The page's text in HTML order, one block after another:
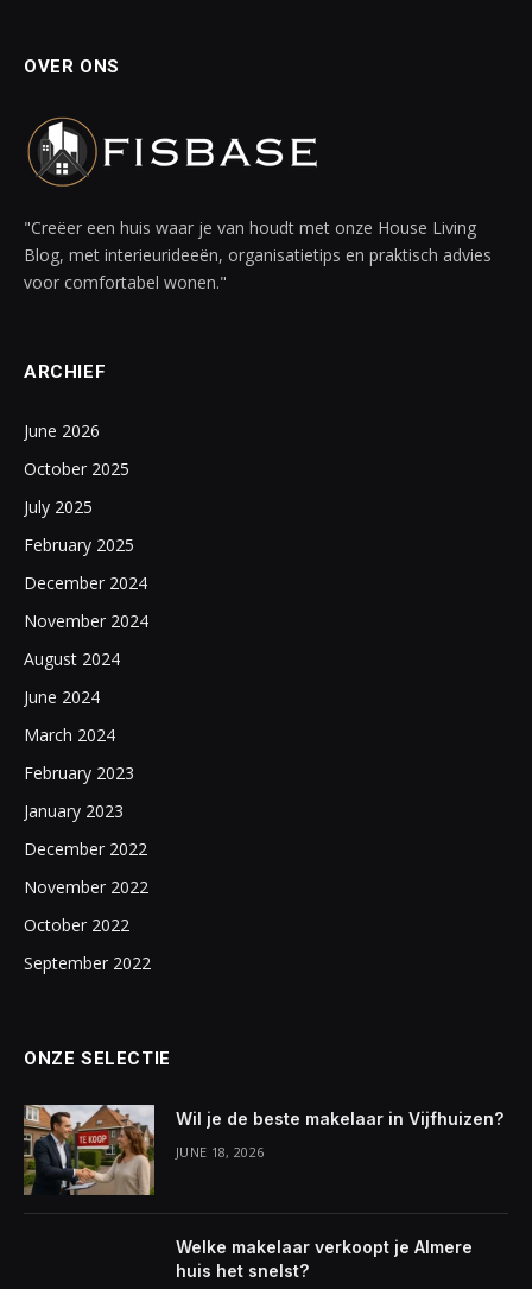
OVER ONS
"Creëer een huis waar je van houdt met onze House Living
Blog, met interieurideeën, organisatietips en praktisch advies
voor comfortabel wonen."
ARCHIEF
June 2026
October 2025
July 2025
February 2025
December 2024
November 2024
August 2024
June 2024
March 2024
February 2023
January 2023
December 2022
November 2022
October 2022
September 2022
ONZE SELECTIE
Wil je de beste makelaar in Vijfhuizen?
JUNE 18, 2026
Welke makelaar verkoopt je Almere
huis het snelst?